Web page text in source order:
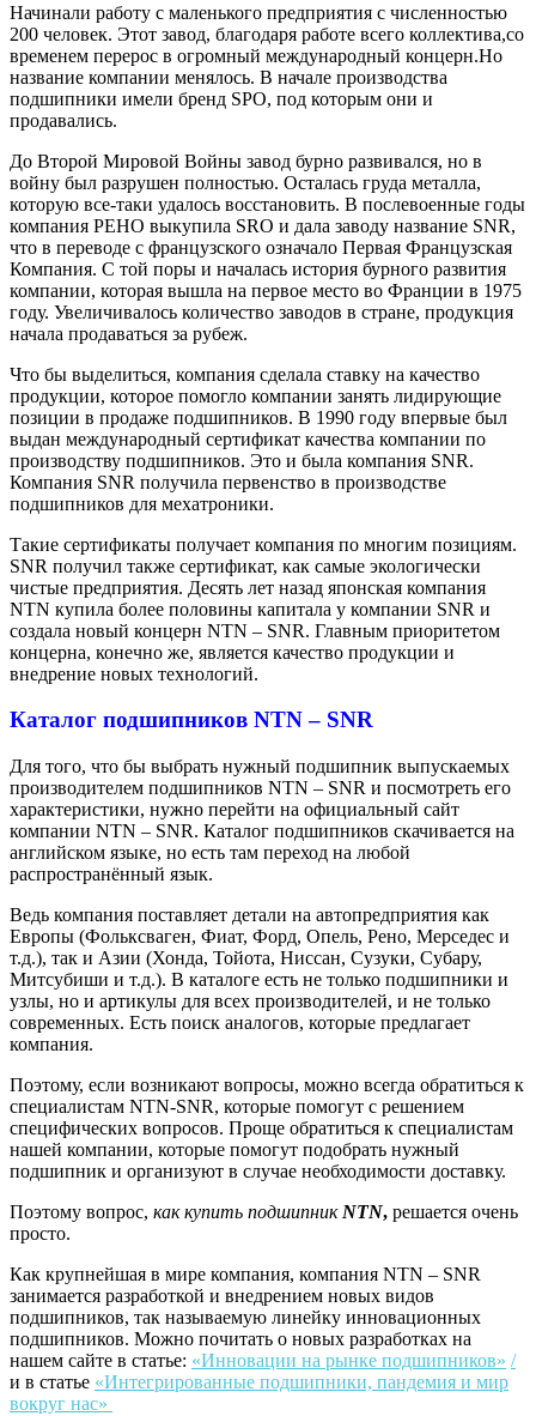
Начинали работу с маленького предприятия с численностью
200 человек. Этот завод, благодаря работе всего коллектива,со
временем перерос в огромный международный концерн.Но
название компании менялось. В начале производства
подшипники имели бренд SPO, под которым они и
продавались.
До Второй Мировой Войны завод бурно развивался, но в
войну был разрушен полностью. Осталась груда металла,
которую все-таки удалось восстановить. В послевоенные годы
компания РЕНО выкупила SRO и дала заводу название SNR,
что в переводе с французского означало Первая Французская
Компания. С той поры и началась история бурного развития
компании, которая вышла на первое место во Франции в 1975
году. Увеличивалось количество заводов в стране, продукция
начала продаваться за рубеж.
Что бы выделиться, компания сделала ставку на качество
продукции, которое помогло компании занять лидирующие
позиции в продаже подшипников. В 1990 году впервые был
выдан международный сертификат качества компании по
производству подшипников. Это и была компания SNR.
Компания SNR получила первенство в производстве
подшипников для мехатроники.
Такие сертификаты получает компания по многим позициям.
SNR получил также сертификат, как самые экологически
чистые предприятия. Десять лет назад японская компания
NTN купила более половины капитала у компании SNR и
создала новый концерн NTN – SNR. Главным приоритетом
концерна, конечно же, является качество продукции и
внедрение новых технологий.
Каталог подшипников NTN – SNR
Для того, что бы выбрать нужный подшипник выпускаемых
производителем подшипников NTN – SNR и посмотреть его
характеристики, нужно перейти на официальный сайт
компании NTN – SNR. Каталог подшипников скачивается на
английском языке, но есть там переход на любой
распространённый язык.
Ведь компания поставляет детали на автопредприятия как
Европы (Фольксваген, Фиат, Форд, Опель, Рено, Мерседес и
т.д.), так и Азии (Хонда, Тойота, Ниссан, Сузуки, Субару,
Митсубиши и т.д.). В каталоге есть не только подшипники и
узлы, но и артикулы для всех производителей, и не только
современных. Есть поиск аналогов, которые предлагает
компания.
Поэтому, если возникают вопросы, можно всегда обратиться к
специалистам NTN-SNR, которые помогут с решением
специфических вопросов. Проще обратиться к специалистам
нашей компании, которые помогут подобрать нужный
подшипник и организуют в случае необходимости доставку.
Поэтому вопрос, как купить подшипник NTN, решается очень
просто.
Как крупнейшая в мире компания, компания NTN – SNR
занимается разработкой и внедрением новых видов
подшипников, так называемую линейку инновационных
подшипников. Можно почитать о новых разработках на
нашем сайте в статье: «Инновации на рынке подшипников» /
и в статье «Интегрированные подшипники, пандемия и мир
вокруг нас»